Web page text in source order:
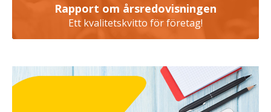
Rapport om årsredovisningen
Ett kvalitetskvitto för företag!